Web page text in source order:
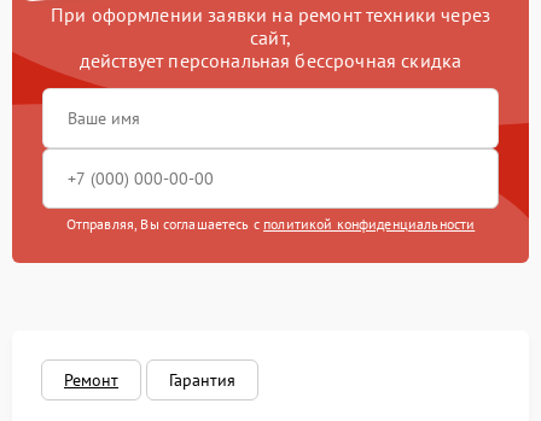
Замена фильтра 830 рублей
Замена трубок 460 рублей
300 рублей
Ремонт системной платы 1430 рублей
При оформлении заявки на ремонт техники через
сайт,
действует персональная бессрочная скидка
Отправляя, Вы соглашаетесь с политикой конфиденциальности
Ремонт Гарантия